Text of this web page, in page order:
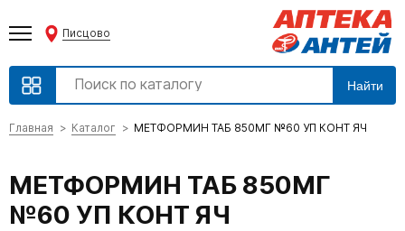
Писцово
Найти
Главная Каталог МЕТФОРМИН ТАБ 850МГ №60 УП КОНТ ЯЧ
МЕТФОРМИН ТАБ 850МГ
№60 УП КОНТ ЯЧ